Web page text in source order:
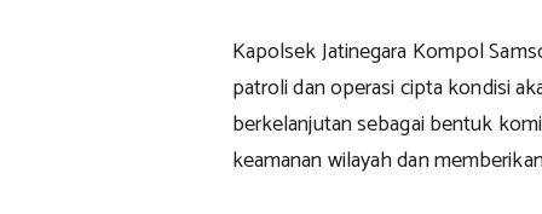
Kapolsek Jatinegara Kompol
patroli dan operasi cipta kondisi
berkelanjutan sebagai bentuk
keamanan wilayah dan